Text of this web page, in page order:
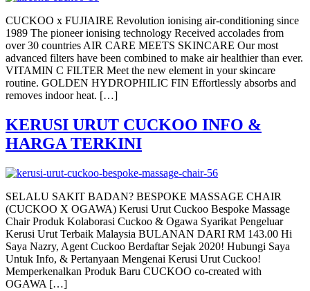
CUCKOO x FUJIAIRE Revolution ionising air-conditioning since
1989 The pioneer ionising technology Received accolades from
over 30 countries AIR CARE MEETS SKINCARE Our most
advanced filters have been combined to make air healthier than ever.
VITAMIN C FILTER Meet the new element in your skincare
routine. GOLDEN HYDROPHILIC FIN Effortlessly absorbs and
removes indoor heat. […]
KERUSI URUT CUCKOO INFO &
HARGA TERKINI
SELALU SAKIT BADAN? BESPOKE MASSAGE CHAIR
(CUCKOO X OGAWA) Kerusi Urut Cuckoo Bespoke Massage
Chair Produk Kolaborasi Cuckoo & Ogawa Syarikat Pengeluar
Kerusi Urut Terbaik Malaysia BULANAN DARI RM 143.00 Hi
Saya Nazry, Agent Cuckoo Berdaftar Sejak 2020! Hubungi Saya
Untuk Info, & Pertanyaan Mengenai Kerusi Urut Cuckoo!
Memperkenalkan Produk Baru CUCKOO co-created with
OGAWA […]